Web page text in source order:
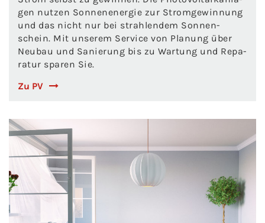
gen nut­zen Son­nen­en­er­gie zur Strom­ge­win­nung
und das nicht nur bei strah­len­dem Son­nen­
schein. Mit un­se­rem Ser­vice von Pla­nung über
Neu­bau und Sa­nie­rung bis zu War­tung und Re­pa­
ra­tur spa­ren Sie.
Zu PV